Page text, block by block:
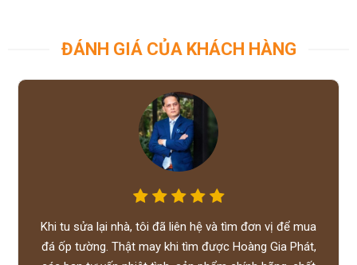
ĐÁNH GIÁ CỦA KHÁCH HÀNG
Khi tu sửa lại nhà, tôi đã liên hệ và tìm đơn vị để mua
đá ốp tường. Thật may khi tìm được Hoàng Gia Phát,